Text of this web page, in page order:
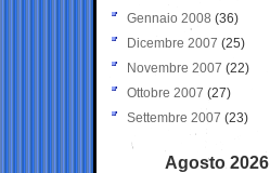
Gennaio 2008 (36)
Dicembre 2007 (25)
Novembre 2007 (22)
Ottobre 2007 (27)
Settembre 2007 (23)
Agosto 2026